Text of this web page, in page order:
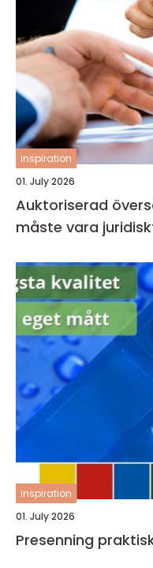
inspiration
01. July 2026
Auktoriserad
måste vara
inspiration
01. July 2026